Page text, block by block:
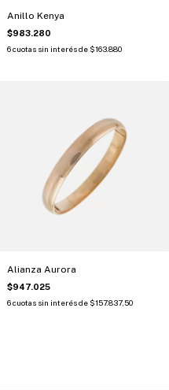
Anillo Kenya
$983.280
6 cuotas sin interés de $163.880
Alianza Aurora
$947.025
6 cuotas sin interés de $157.837,50